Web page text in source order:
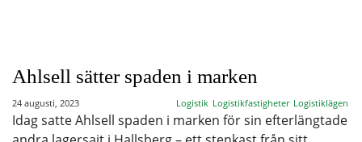
Ahlsell sätter spaden i marken
24 augusti, 2023 Logistik Logistikfastigheter Logistiklägen
Idag satte Ahlsell spaden i marken för sin efterlängtade